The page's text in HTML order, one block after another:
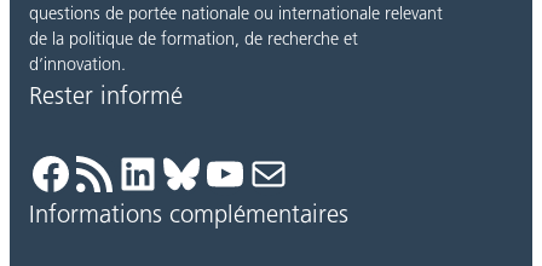
questions de portée nationale ou internationale relevant
de la politique de formation, de recherche et
d’innovation.
Rester informé
Facebook Flux RSS LinkedIn Bluesky YouTube E-mail
Informations complémentaires